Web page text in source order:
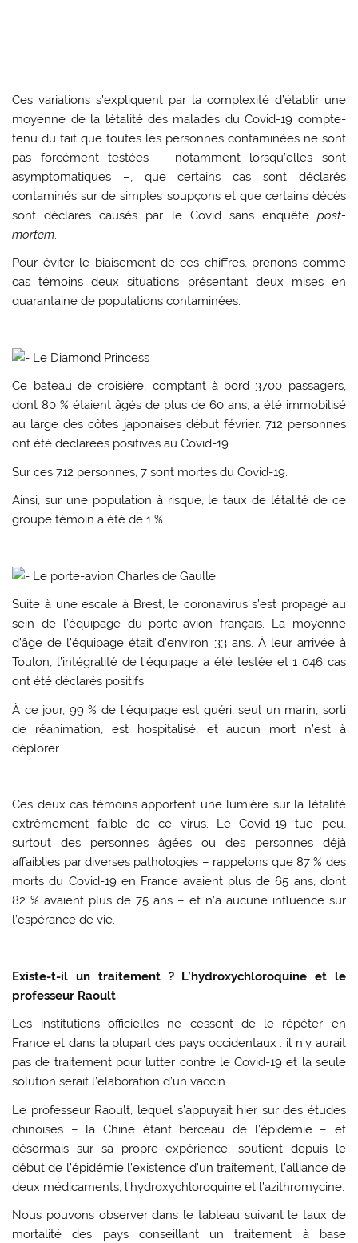
Ces variations s’expliquent par la complexité d’établir une
moyenne de la létalité des malades du Covid-19 compte-
tenu du fait que toutes les personnes contaminées ne sont
pas forcément testées – notamment lorsqu’elles sont
asymptomatiques –, que certains cas sont déclarés
contaminés sur de simples soupçons et que certains décès
sont déclarés causés par le Covid sans enquête post-
mortem.
Pour éviter le biaisement de ces chiffres, prenons comme
cas témoins deux situations présentant deux mises en
quarantaine de populations contaminées.
Le Diamond Princess
Ce bateau de croisière, comptant à bord 3700 passagers,
dont 80 % étaient âgés de plus de 60 ans, a été immobilisé
au large des côtes japonaises début février. 712 personnes
ont été déclarées positives au Covid-19.
Sur ces 712 personnes, 7 sont mortes du Covid-19.
Ainsi, sur une population à risque, le taux de létalité de ce
groupe témoin a été de 1 % .
Le porte-avion Charles de Gaulle
Suite à une escale à Brest, le coronavirus s’est propagé au
sein de l’équipage du porte-avion français. La moyenne
d’âge de l’équipage était d’environ 33 ans. À leur arrivée à
Toulon, l’intégralité de l’équipage a été testée et 1 046 cas
ont été déclarés positifs.
À ce jour, 99 % de l’équipage est guéri, seul un marin, sorti
de réanimation, est hospitalisé, et aucun mort n’est à
déplorer.
Ces deux cas témoins apportent une lumière sur la létalité
extrêmement faible de ce virus. Le Covid-19 tue peu,
surtout des personnes âgées ou des personnes déjà
affaiblies par diverses pathologies – rappelons que 87 % des
morts du Covid-19 en France avaient plus de 65 ans, dont
82 % avaient plus de 75 ans – et n’a aucune influence sur
l’espérance de vie.
Existe-t-il un traitement ? L’hydroxychloroquine et le
professeur Raoult
Les institutions officielles ne cessent de le répéter en
France et dans la plupart des pays occidentaux : il n’y aurait
pas de traitement pour lutter contre le Covid-19 et la seule
solution serait l’élaboration d’un vaccin.
Le professeur Raoult, lequel s’appuyait hier sur des études
chinoises – la Chine étant berceau de l’épidémie – et
désormais sur sa propre expérience, soutient depuis le
début de l’épidémie l’existence d’un traitement, l’alliance de
deux médicaments, l’hydroxychloroquine et l’azithromycine.
Nous pouvons observer dans le tableau suivant le taux de
mortalité des pays conseillant un traitement à base